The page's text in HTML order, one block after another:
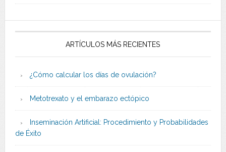
ARTÍCULOS MÁS RECIENTES
¿Cómo calcular los días de ovulación?
Metotrexato y el embarazo ectópico
Inseminación Artificial: Procedimiento y Probabilidades
de Éxito